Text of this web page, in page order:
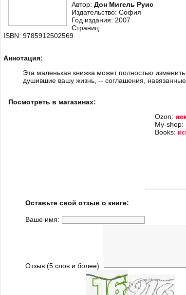
Автор: Дон Мигель Руис
Издательство: София
Год издания: 2007
Страниц:
ISBN: 9785912502569
Аннотация:
Эта маленькая книжка может полностью
душившие вашу жизнь, -- соглашения,
Посмотреть в магазинах:
Ozon:
My-shop:
Books:
Оставьте свой отзыв о книге:
Ваше имя:
Отзыв (5 слов и более):